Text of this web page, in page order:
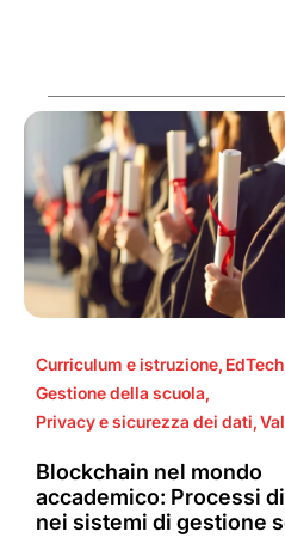
Curriculum e istruzione, EdTech
Gestione della scuola,
Privacy e sicurezza dei dati,
Blockchain nel mondo
accademico: Processi
nei sistemi di gestione